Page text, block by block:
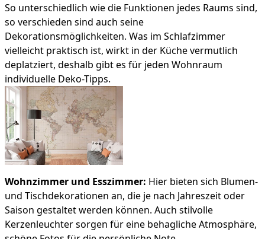
So unterschiedlich wie die Funktionen jedes Raums sind,
so verschieden sind auch seine
Dekorationsmöglichkeiten. Was im Schlafzimmer
vielleicht praktisch ist, wirkt in der Küche vermutlich
deplatziert, deshalb gibt es für jeden Wohnraum
individuelle Deko-Tipps.
Wohnzimmer und Esszimmer: Hier bieten sich Blumen-
und Tischdekorationen an, die je nach Jahreszeit oder
Saison gestaltet werden können. Auch stilvolle
Kerzenleuchter sorgen für eine behagliche Atmosphäre,